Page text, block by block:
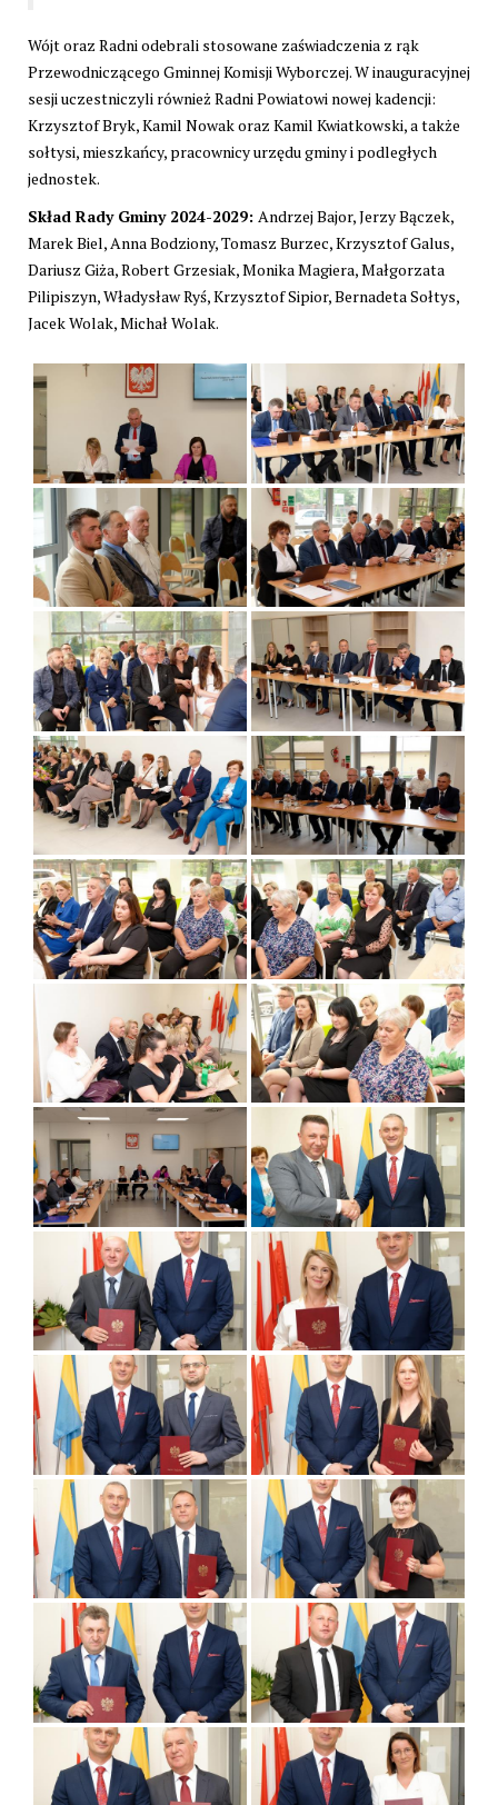
Wójt oraz Radni odebrali stosowane zaświadczenia z rąk
Przewodniczącego Gminnej Komisji Wyborczej. W inauguracyjnej
sesji uczestniczyli również Radni Powiatowi nowej kadencji:
Krzysztof Bryk, Kamil Nowak oraz Kamil Kwiatkowski, a także
sołtysi, mieszkańcy, pracownicy urzędu gminy i podległych
jednostek.
Skład Rady Gminy 2024-2029: Andrzej Bajor, Jerzy Bączek,
Marek Biel, Anna Bodziony, Tomasz Burzec, Krzysztof Galus,
Dariusz Giża, Robert Grzesiak, Monika Magiera, Małgorzata
Pilipiszyn, Władysław Ryś, Krzysztof Sipior, Bernadeta Sołtys,
Jacek Wolak, Michał Wolak.